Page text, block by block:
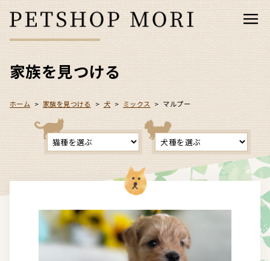
家族を見つける
ホーム >家族を見つける > 犬 > ミックス > マルプー